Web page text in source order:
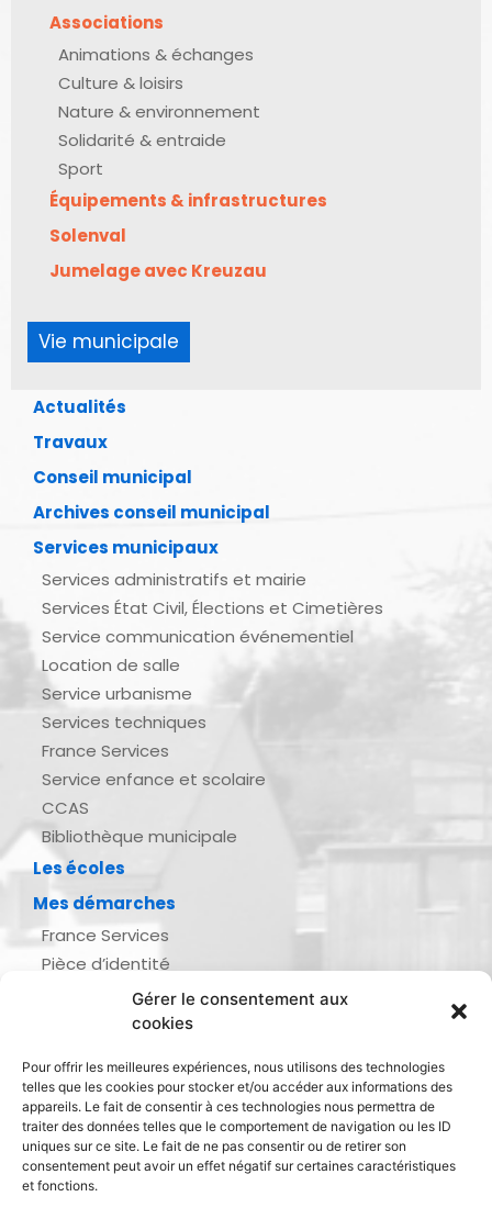
Gérer le consentement aux
cookies
Pour offrir les meilleures expériences, nous utilisons des technologies
telles que les cookies pour stocker et/ou accéder aux informations des
appareils. Le fait de consentir à ces technologies nous permettra de
traiter des données telles que le comportement de navigation ou les ID
uniques sur ce site. Le fait de ne pas consentir ou de retirer son
consentement peut avoir un effet négatif sur certaines caractéristiques
et fonctions.
Associations
Animations & échanges
Culture & loisirs
Nature & environnement
Solidarité & entraide
Sport
Équipements & infrastructures
Solenval
Jumelage avec Kreuzau
Vie municipale
Actualités
Travaux
Conseil municipal
Archives conseil municipal
Services municipaux
Services administratifs et mairie
Services État Civil, Élections et Cimetières
Service communication événementiel
Location de salle
Service urbanisme
Services techniques
France Services
Service enfance et scolaire
CCAS
Bibliothèque municipale
Les écoles
Mes démarches
France Services
Pièce d’identité
Demande d’actes d’état civil
Inscription listes électorales
Recensement militaire
Le journal de ma ville
Gestion des déchets